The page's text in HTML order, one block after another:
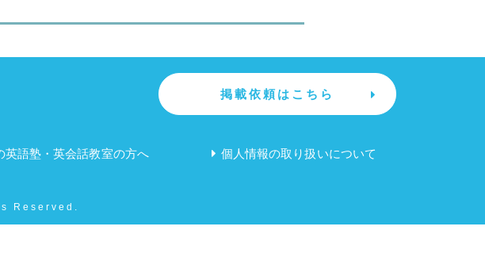
掲載依頼はこちら
英語塾・英会話教室の方へ 個人情報の取り扱いについて
Reserved.